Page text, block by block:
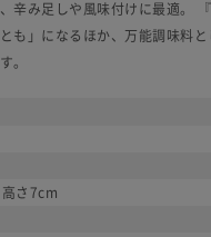
辛み足しや風味付けに最適。
も」になるほか、万能調味料
。
さ7cm